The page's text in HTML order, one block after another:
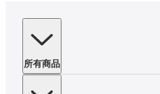
所有商品